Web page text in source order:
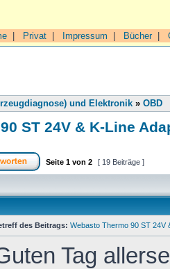
Privat Impressum Bücher|
und Elektronik » OBD
ST 24V & K-Line
Seite 1 von 2 [ 19 Beiträge ]
des Beitrags: Webasto Thermo 90 ST 24V
Tag